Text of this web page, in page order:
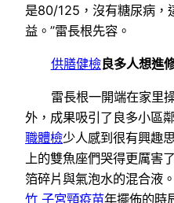
是80/125，沒有糖尿病，
益。”雷長根先容。
供膳健檢良多人想進
雷長根一開端在家里
外，成果吸引了良多小區
職體檢少人感到很有興趣
上的雙魚座們哭得更厲害
箔碎片與氣泡水的混合液
竹 子宮頸疫苗年擺佈的時